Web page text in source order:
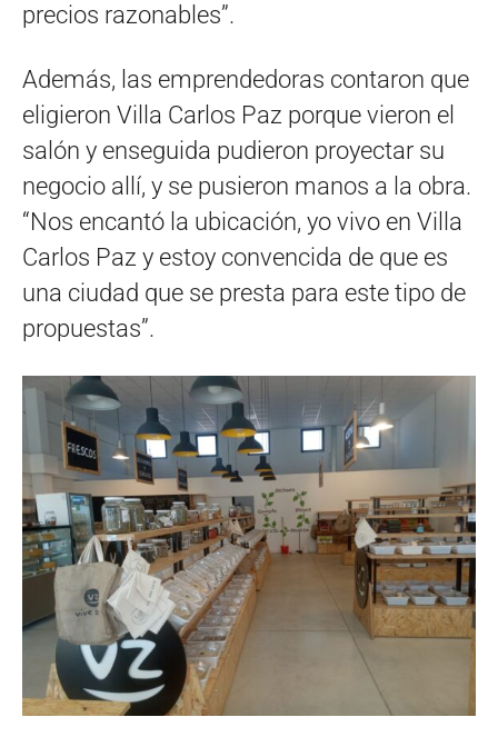
precios razonables”.
Además, las emprendedoras contaron que
eligieron Villa Carlos Paz porque vieron el
salón y enseguida pudieron proyectar su
negocio allí, y se pusieron manos a la obra.
“Nos encantó la ubicación, yo vivo en Villa
Carlos Paz y estoy convencida de que es
una ciudad que se presta para este tipo de
propuestas”.